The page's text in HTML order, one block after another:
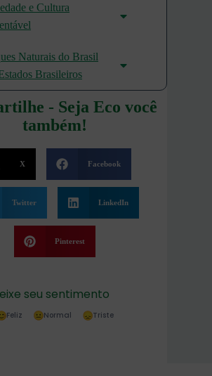
e Cultura
Naturais do Brasil
Brasileiros
- Seja Eco você
também!
X Facebook
Twitter LinkedIn
Pinterest
seu sentimento
Feliz Normal Triste